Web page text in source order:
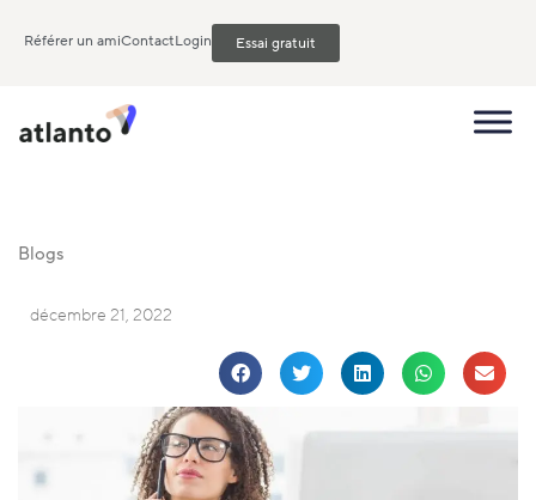
Référer un amiContactLogin Essai gratuit
Blogs
décembre 21, 2022